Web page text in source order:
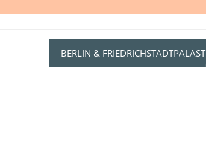
BERLIN & FRIEDRICHSTADTPALAST